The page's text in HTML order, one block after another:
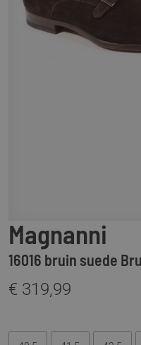
Magnanni
16016 bruin suede
€ 319,99